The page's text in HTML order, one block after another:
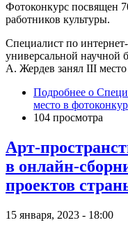
Фотоконкурс посвящен
работников культуры.
Специалист по
универсальной
А. Жердев занял III место
Подробнее о
место в
104 просмотра
Арт-
в онлайн-
проектов
15 января, 2023 - 18:00